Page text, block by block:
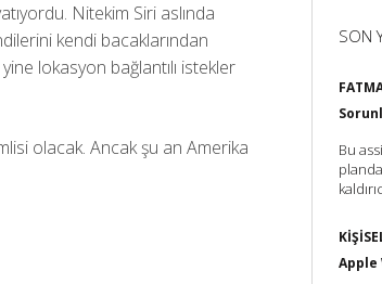
Nitekim Siri aslında
kendi bacaklarından
lokasyon bağlantılı istekler
olacak. Ancak şu an Amerika
SON
Bu
Apple